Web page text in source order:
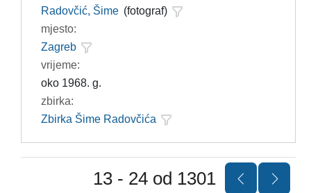
Radovčić, Šime (fotograf)
mjesto:
Zagreb
vrijeme:
oko 1968. g.
zbirka:
Zbirka Šime Radovčića
13 - 24 od 1301